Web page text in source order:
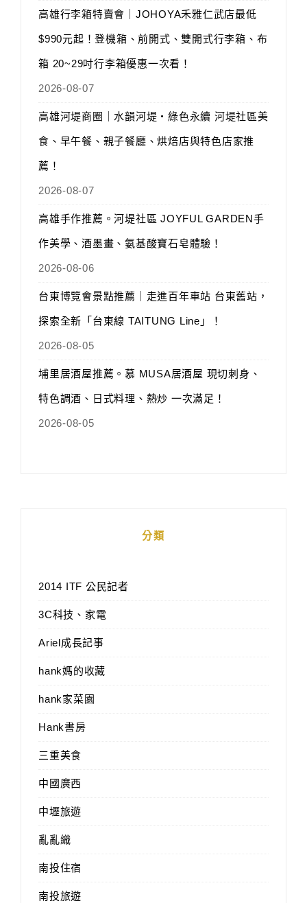
高雄行李箱特賣會｜JOHOYA禾雅仁武店最低
$990元起！登機箱、前開式、雙開式行李箱、布
箱 20~29吋行李箱優惠一次看！
2026-08-07
高雄河堤商圈｜水韻河堤‧綠色永續 河堤社區美
食、早午餐、親子餐廳、烘焙店與特色店家推
薦！
2026-08-07
高雄手作推薦。河堤社區 JOYFUL GARDEN手
作美學、酒墨畫、氨基酸寶石皂體驗！
2026-08-06
台東博覽會景點推薦｜走進百年車站 台東舊站，
探索全新「台東線 TAITUNG Line」！
2026-08-05
埔里居酒屋推薦。慕 MUSA居酒屋 現切刺身、
特色調酒、日式料理、熱炒 一次滿足！
2026-08-05
分類
2014 ITF 公民記者
3C科技、家電
Ariel成長記事
hank媽的收藏
hank家菜園
Hank書房
三重美食
中國廣西
中壢旅遊
亂亂織
南投住宿
南投旅遊